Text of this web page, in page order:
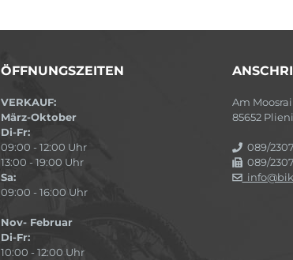
ÖFFNUNGSZEITEN
VERKAUF:
März-Oktober
Di-Fr:
09:00 - 12:00 Uhr
13:00 - 19:00 Uhr
Sa:
09:00 - 16:00 Uhr
Nov- Februar
Di-Fr:
10:00 - 12:00 Uhr
Am
85652
089/
089/